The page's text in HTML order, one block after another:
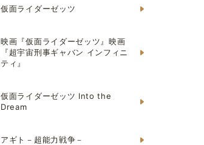
仮面ライダーゼッツ
映画『仮面ライダーゼッツ』映画
『超宇宙刑事ギャバン インフィニ
ティ』
仮面ライダーゼッツ Into the
Dream
アギト－超能力戦争－